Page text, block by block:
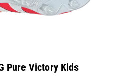
Pure Victory Kids